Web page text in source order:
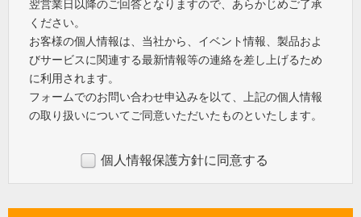
翌営業日以降のご回答となりますので、あらかじめご了承
ください。
お客様の個人情報は、当社から、イベント情報、製品およ
びサービスに関連する最新情報等の連絡を差し上げるため
に利用されます。
フォームでのお問い合わせ申込みを以て、上記の個人情報
の取り扱いについてご同意いただいたものといたします。
個人情報保護方針に同意する